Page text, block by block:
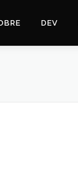
DEV